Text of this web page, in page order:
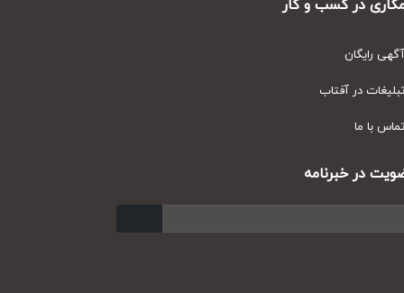
در کسب و کار
رایگان
در آفتاب
با ما
در خبرنامه